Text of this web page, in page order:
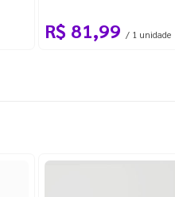
R$ 81,99 / 1 unidade